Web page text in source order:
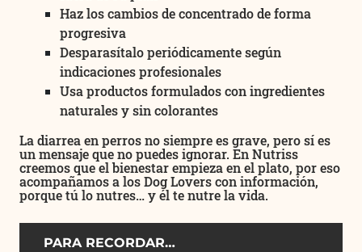
Haz los cambios de concentrado de forma
progresiva
Desparasítalo periódicamente según
indicaciones profesionales
Usa productos formulados con ingredientes
naturales y sin colorantes
La diarrea en perros no siempre es grave, pero sí es
un mensaje que no puedes ignorar. En Nutriss
creemos que el bienestar empieza en el plato, por eso
acompañamos a los Dog Lovers con información,
porque tú lo nutres… y él te nutre la vida.
PARA RECORDAR…